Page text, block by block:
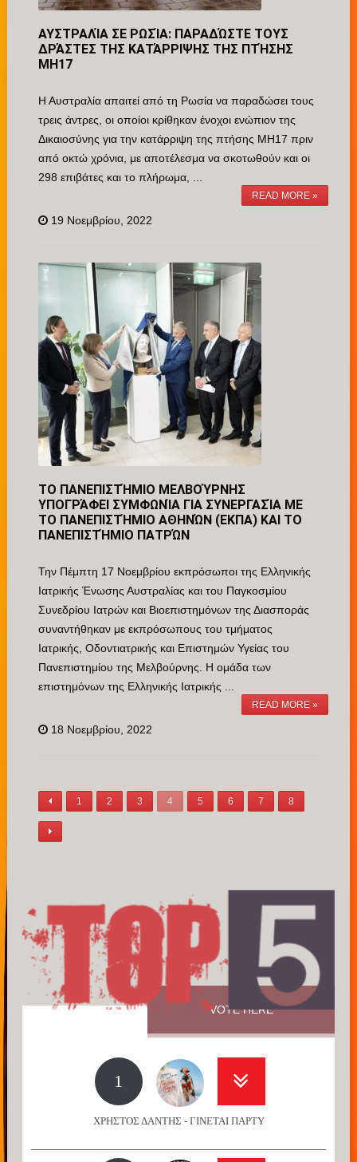
ΑΥΣΤΡΑΛΊΑ ΣΕ ΡΩΣΊΑ: ΠΑΡΑΔΏΣΤΕ ΤΟΥΣ
ΔΡΆΣΤΕΣ ΤΗΣ ΚΑΤΆΡΡΙΨΗΣ ΤΗΣ ΠΤΉΣΗΣ
MH17
Η Αυστραλία απαιτεί από τη Ρωσία να παραδώσει τους
τρεις άντρες, οι οποίοι κρίθηκαν ένοχοι ενώπιον της
Δικαιοσύνης για την κατάρριψη της πτήσης MH17 πριν
από οκτώ χρόνια, με αποτέλεσμα να σκοτωθούν και οι
298 επιβάτες και το πλήρωμα, ...
READ MORE »
19 Νοεμβρίου, 2022
ΤΟ ΠΑΝΕΠΙΣΤΉΜΙΟ ΜΕΛΒΟΎΡΝΗΣ
ΥΠΟΓΡΆΦΕΙ ΣΥΜΦΩΝΊΑ ΓΙΑ ΣΥΝΕΡΓΑΣΊΑ ΜΕ
ΤΟ ΠΑΝΕΠΙΣΤΉΜΙΟ ΑΘΗΝΏΝ (ΕΚΠΑ) ΚΑΙ ΤΟ
ΠΑΝΕΠΙΣΤΉΜΙΟ ΠΑΤΡΏΝ
Την Πέμπτη 17 Νοεμβρίου εκπρόσωποι της Ελληνικής
Ιατρικής Ένωσης Αυστραλίας και του Παγκοσμίου
Συνεδρίου Ιατρών και Βιοεπιστημόνων της Διασποράς
συναντήθηκαν με εκπρόσωπους του τμήματος
Ιατρικής, Οδοντιατρικής και Επιστημών Υγείας του
Πανεπιστημίου της Μελβούρνης. Η ομάδα των
επιστημόνων της Ελληνικής Ιατρικής ...
READ MORE »
18 Νοεμβρίου, 2022
1 2 3 4 5 6 7 8
VOTE HERE
1
ΧΡΗΣΤΟΣ ΔΑΝΤΗΣ - ΓΙΝΕΤΑΙ ΠΑΡΤΥ